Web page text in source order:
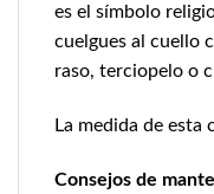
es el símbolo
cuelgues al cuello
raso, terciopelo o
La medida de esta
Consejos de